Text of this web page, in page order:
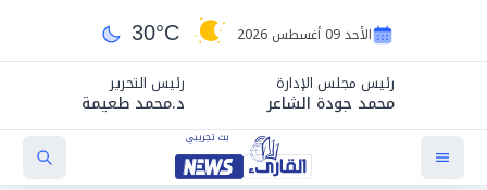
الأحد 09 أغسطس 2026 30°C
رئيس مجلس الإدارة
محمد جودة الشاعر
رئيس التحرير
د.محمد طعيمة